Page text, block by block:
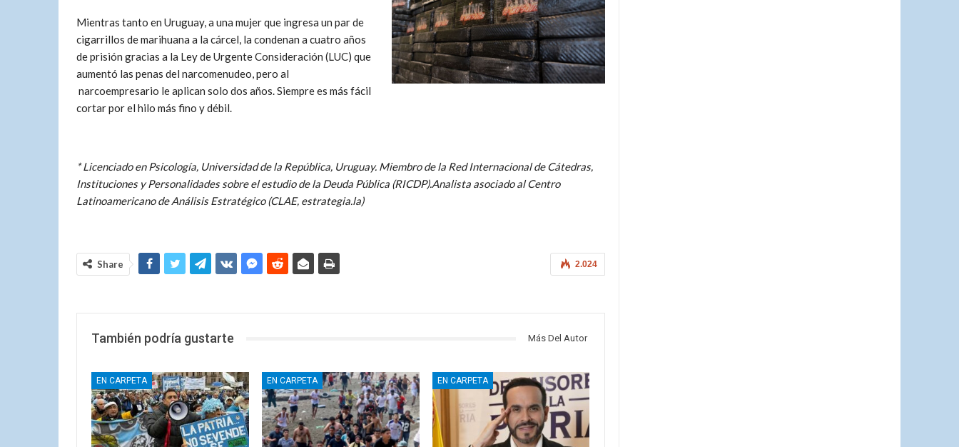
Mientras tanto en Uruguay, a una mujer que ingresa un par de
cigarrillos de marihuana a la cárcel, la condenan a cuatro años
de prisión gracias a la Ley de Urgente Consideración (LUC) que
aumentó las penas del narcomenudeo, pero al
narcoempresario le aplican solo dos años. Siempre es más fácil
cortar por el hilo más fino y débil.
* Licenciado en Psicología, Universidad de la República, Uruguay. Miembro de la Red Internacional de Cátedras,
Instituciones y Personalidades sobre el estudio de la Deuda Pública (RICDP).Analista asociado al Centro
Latinoamericano de Análisis Estratégico (CLAE, estrategia.la)
2.024
Share
También podría gustarte Más Del Autor
EN CARPETA EN CARPETA EN CARPETA